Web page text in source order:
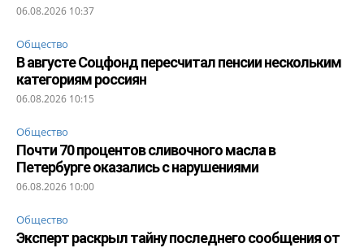
06.08.2026 10:37
Общество
В августе Соцфонд пересчитал пенсии нескольким
категориям россиян
06.08.2026 10:15
Общество
Почти 70 процентов сливочного масла в
Петербурге оказались с нарушениями
06.08.2026 10:00
Общество
Эксперт раскрыл тайну последнего сообщения от